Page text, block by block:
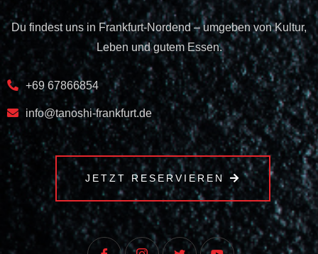
Du findest uns in Frankfurt-Nordend – umgeben von Kultur,
Leben und gutem Essen.
+69 67866854
info@tanoshi-frankfurt.de
JETZT RESERVIEREN